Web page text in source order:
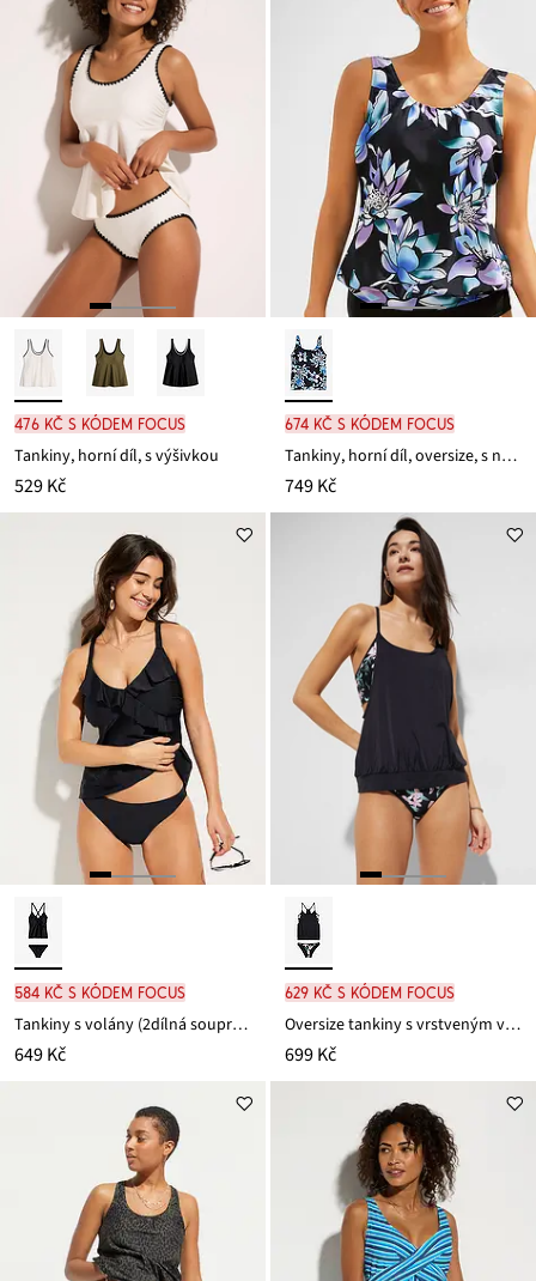
476 Kč s kódem FOCUS
Tankiny, horní díl, s výšivkou
529 Kč
674 Kč s kódem FOCUS
Tankiny, horní díl, oversize, s nápletem
749 Kč
584 Kč s kódem FOCUS
Tankiny s volány (2dílná souprava)
649 Kč
629 Kč s kódem FOCUS
Oversize tankiny s vrstveným vzhledem (2dílná souprava)
699 Kč